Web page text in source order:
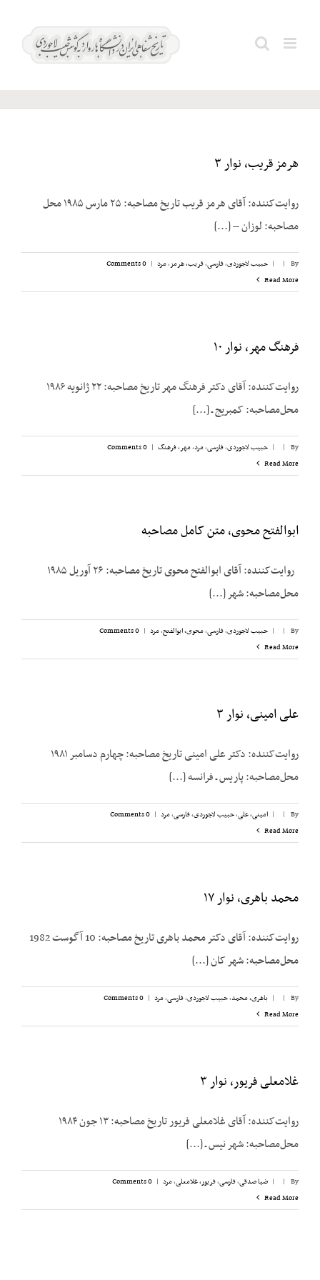
آتابای؛
هرمز قریب، نوار ۳
روایت‌کننده: آقای هرمز قریب تاریخ مصاحبه: ۲۵ مارس ۱۹۸۵ محل
مصاحبه: لوزان – [...]
By
|
| حبیب لاجوردی,فارسی,قریب، هرمز,مرد |
0 Comments
Read More
فرهنگ مهر، نوار ۱۰
روایت‌کننده: آقای دکتر فرهنگ مهر تاریخ مصاحبه: ۲۲ ژانویه ۱۹۸۶
محل‌مصاحبه: کمبریج ـ [...]
By
|
| حبیب لاجوردی,فارسی,مرد,مهر، فرهنگ |
0 Comments
Read More
ابوالفتح محوی، متن کامل مصاحبه
روایت‌کننده: آقای ابوالفتح محوی تاریخ مصاحبه: ۲۶ آوریل ۱۹۸۵
محل‌مصاحبه: شهر [...]
By
|
| حبیب لاجوردی,فارسی,محوی، ابوالفتح,مرد |
0 Comments
Read More
علی امینی، نوار ۳
روایت‌کننده: دکتر علی امینی تاریخ مصاحبه: چهارم دسامبر ۱۹۸۱
محل‌مصاحبه: پاریس ـ فرانسه [...]
By
|
| امینی، علی,حبیب لاجوردی,فارسی,مرد |
0 Comments
Read More
محمد باهری، نوار ۱۷
روایت‌کننده: آقای دکتر محمد باهری تاریخ مصاحبه: 10 آگوست 1982
محل‌مصاحبه: شهر کان [...]
By
|
| باهری، محمد,حبیب لاجوردی,فارسی,مرد |
0 Comments
Read More
غلامعلی فریور، نوار ۳
روایت‌کننده: آقای غلامعلی فریور تاریخ مصاحبه: ۱۳ جون ۱۹۸۴
محل‌مصاحبه: شهر نیس ـ [...]
By
|
| ضیا صدقی,فارسی,فریور، غلامعلی,مرد |
0 Comments
Read More